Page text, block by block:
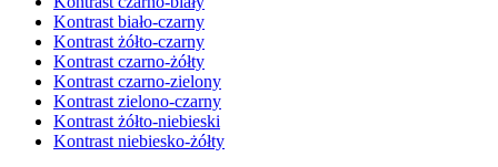
Kontrast biało-czarny
Kontrast żółto-czarny
Kontrast czarno-żółty
Kontrast czarno-zielony
Kontrast zielono-czarny
Kontrast żółto-niebieski
Kontrast niebiesko-żółty